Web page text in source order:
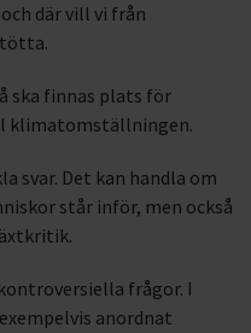
där vill vi från
ska finnas plats för
klimatomställningen.
svar. Det kan handla om
står inför, men också
frågor. I
anordnat